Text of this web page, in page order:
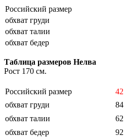
Российский размер
обхват груди
обхват талии
обхват бедер
Таблица размеров Нелва
Рост 170 см.
Российский размер 42
обхват груди
84
обхват талии
62
обхват бедер
92